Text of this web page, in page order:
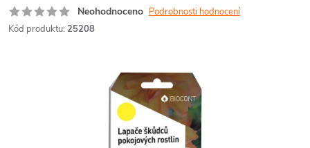
Neohodnoceno Podrobnosti hodnocení
Kód produktu: 25208